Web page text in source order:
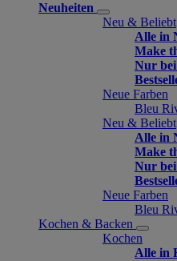
Neuheiten
Neu & Beliebt
Alle in
Make
Nur
Neue Farben
Bleu
Neu & Beliebt
Alle in
Make
Nur
Neue Farben
Bleu
Kochen & Backen
Kochen
Alle in